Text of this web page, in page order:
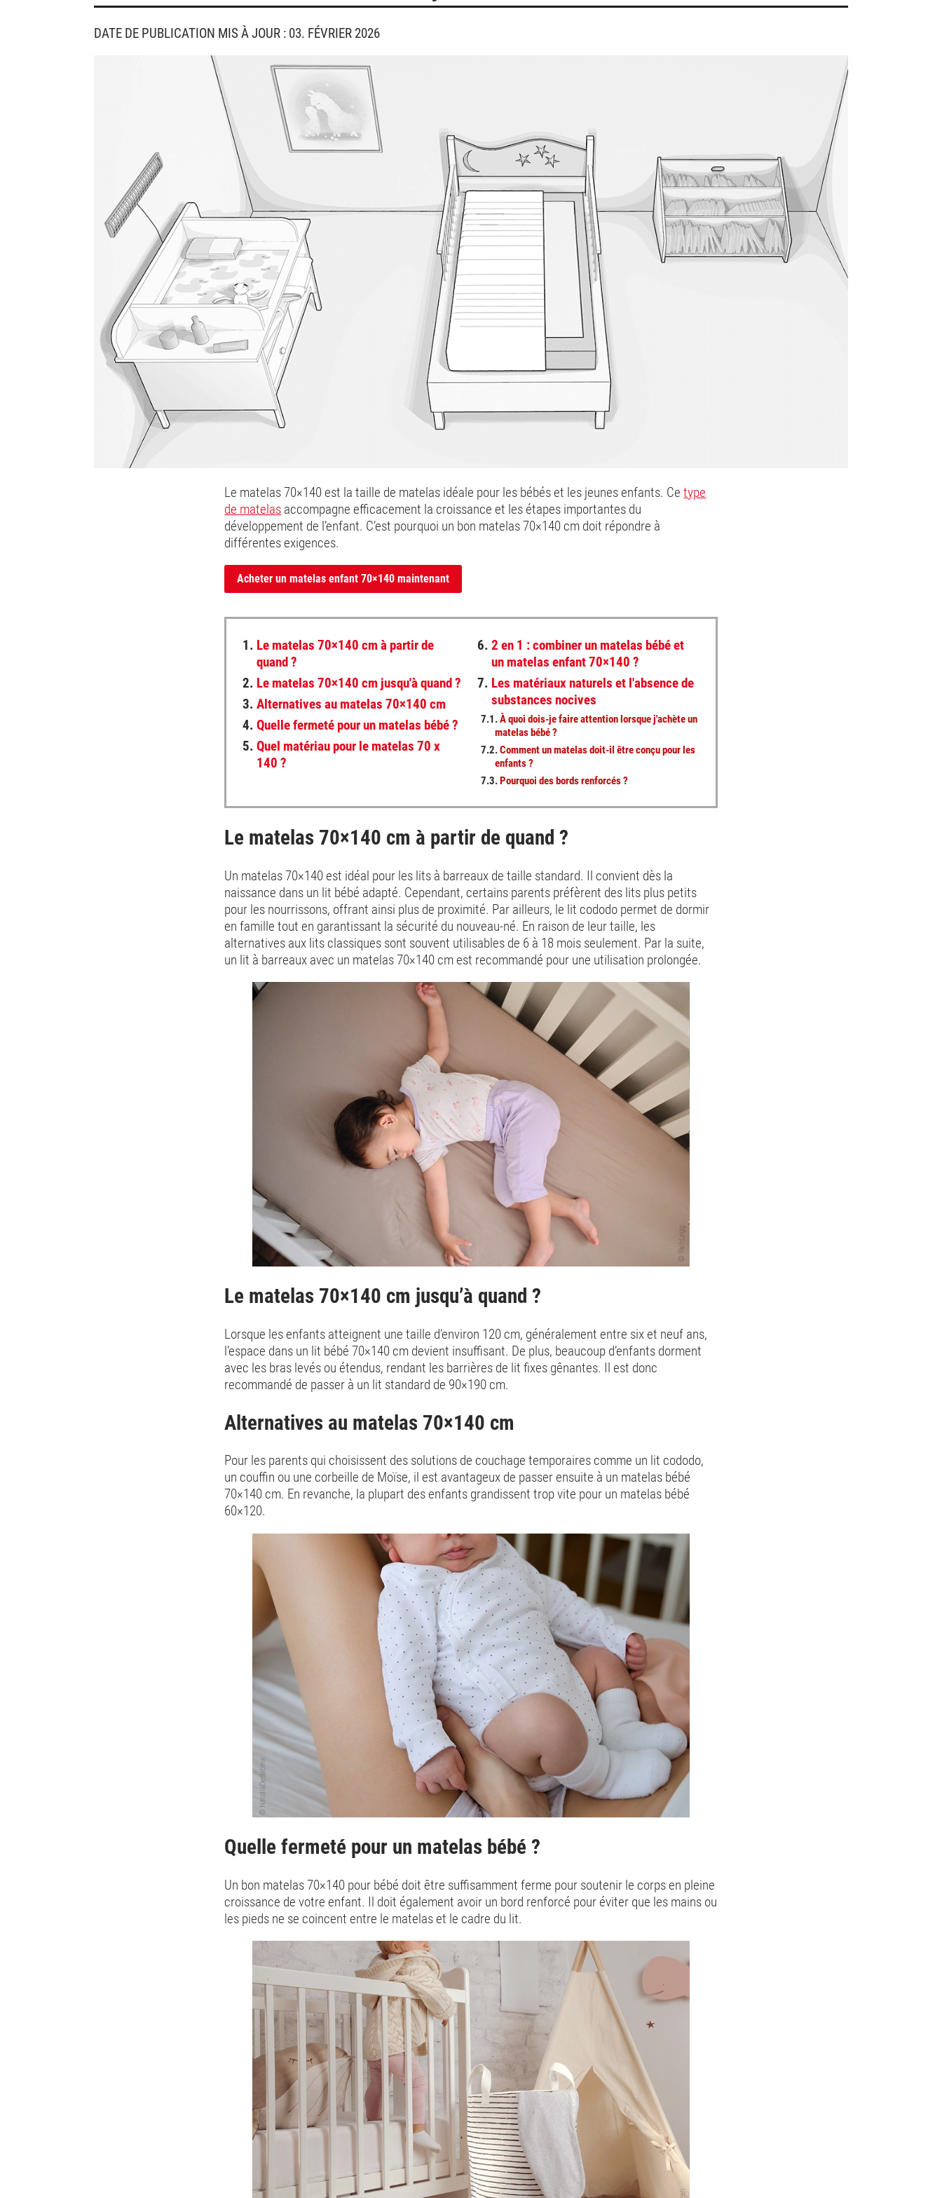
DATE DE PUBLICATION MIS À JOUR : 03. FÉVRIER 2026
Le matelas 70×140 est la taille de matelas idéale pour les bébés et les jeunes enfants. Cetype
de matelas accompagne efficacement la croissance et les étapes importantes du
développement de l’enfant. C’est pourquoi un bon matelas 70×140 cm doit répondre à
différentes exigences.
Acheter un matelas enfant 70×140 maintenant
1. Le matelas 70×140 cm à partir de
quand ?
2. Le matelas 70×140 cm jusqu'à quand ?
3.Alternatives au matelas 70×140 cm
4.Quelle fermeté pour un matelas bébé ?
5.Quel matériau pour le matelas 70 x
140 ?
6.2 en 1 : combiner un matelas bébé et
un matelas enfant 70×140 ?
7. Les matériaux naturels et l'absence de
substances nocives
7.1.À quoi dois-je faire attention lorsque j'achète un
matelas bébé ?
7.2.Comment un matelas doit-il être conçu pour les
enfants ?
7.3. Pourquoi des bords renforcés ?
Le matelas 70×140 cm à partir de quand ?
Un matelas 70×140 est idéal pour les lits à barreaux de taille standard. Il convient dès la
naissance dans un lit bébé adapté. Cependant, certains parents préfèrent des lits plus petits
pour les nourrissons, offrant ainsi plus de proximité. Par ailleurs, le lit cododo permet de dormir
en famille tout en garantissant la sécurité du nouveau-né. En raison de leur taille, les
alternatives aux lits classiques sont souvent utilisables de 6 à 18 mois seulement. Par la suite,
un lit à barreaux avec un matelas 70×140 cm est recommandé pour une utilisation prolongée.
Le matelas 70×140 cm jusqu’à quand ?
Lorsque les enfants atteignent une taille d’environ 120 cm, généralement entre six et neuf ans,
l’espace dans un lit bébé 70×140 cm devient insuffisant. De plus, beaucoup d’enfants dorment
avec les bras levés ou étendus, rendant les barrières de lit fixes gênantes. Il est donc
recommandé de passer à un lit standard de 90×190 cm.
Alternatives au matelas 70×140 cm
Pour les parents qui choisissent des solutions de couchage temporaires comme un lit cododo,
un couffin ou une corbeille de Moïse, il est avantageux de passer ensuite à un matelas bébé
70×140 cm. En revanche, la plupart des enfants grandissent trop vite pour un matelas bébé
60×120.
Quelle fermeté pour un matelas bébé ?
Un bon matelas 70×140 pour bébé doit être suffisamment ferme pour soutenir le corps en pleine
croissance de votre enfant. Il doit également avoir un bord renforcé pour éviter que les mains ou
les pieds ne se coincent entre le matelas et le cadre du lit.